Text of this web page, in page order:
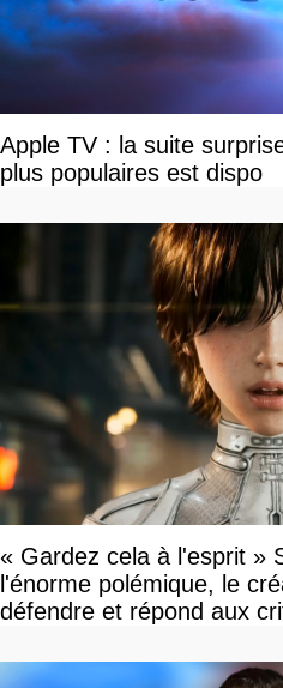
Apple TV : la suite
plus populaires est dispo
« Gardez cela à l'esprit »
l'énorme polémique, le
défendre et répond aux